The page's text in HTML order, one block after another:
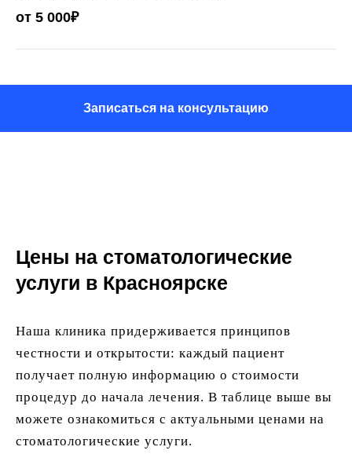
от 5 000₽
Записаться на консультацию
Цены на стоматологические
услуги в Красноярске
Наша клиника придерживается принципов
честности и открытости: каждый пациент
получает полную информацию о стоимости
процедур до начала лечения. В таблице выше вы
можете ознакомиться с актуальными ценами на
стоматологические услуги.